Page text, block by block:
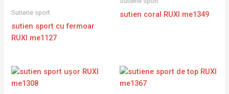
Sutiene sport
sutien sport cu fermoar
RUXI me1127
sutien coral RUXI me1349